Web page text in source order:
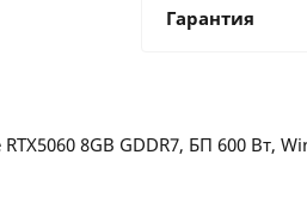
12 мес:291
Гарантия
8GB GDDR7, БП 600 Вт,